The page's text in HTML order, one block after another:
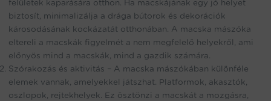
felületek kaparására otthon. Ha macskájának egy jó helyet
biztosít, minimalizálja a drága bútorok és dekorációk
károsodásának kockázatát otthonában. A macska mászóka
eltereli a macskák figyelmét a nem megfelelő helyekről, ami
előnyös mind a macskák, mind a gazdik számára.
Szórakozás és aktivitás – A macska mászókában különféle
elemek vannak, amelyekkel játszhat. Platformok, akasztók,
oszlopok, rejtekhelyek. Ez ösztönzi a macskát a mozgásra,